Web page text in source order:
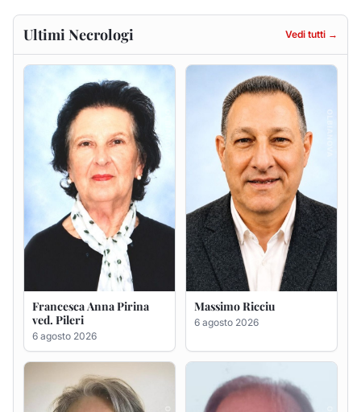
Francesca Anna Pirina
ved. Pileri
6 agosto 2026
Massimo Ricciu
6 agosto 2026
Maria Teresa Floris ved.
6 agosto 2026
Renzo Murrai
5 agosto 2026